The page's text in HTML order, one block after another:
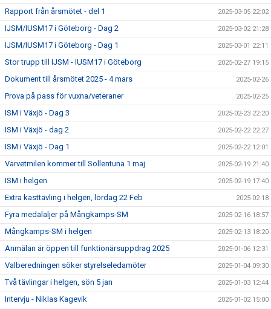
Rapport från årsmötet - del 1 2025-03-05 22:02
IJSM/IUSM17 i Göteborg - Dag 2 2025-03-02 21:28
IJSM/IUSM17 i Göteborg - Dag 1 2025-03-01 22:11
Stor trupp till IJSM - IUSM17 i Göteborg 2025-02-27 19:15
Dokument till årsmötet 2025 - 4 mars 2025-02-26
Prova på pass för vuxna/veteraner 2025-02-25
ISM i Växjö - Dag 3 2025-02-23 22:20
ISM i Växjö - dag 2 2025-02-22 22:27
ISM i Växjö - Dag 1 2025-02-22 12:01
Varvetmilen kommer till Sollentuna 1 maj 2025-02-19 21:40
ISM i helgen 2025-02-19 17:40
Extra kasttävling i helgen, lördag 22 Feb 2025-02-18
Fyra medalaljer på Mångkamps-SM 2025-02-16 18:57
Mångkamps-SM i helgen 2025-02-13 18:20
Anmälan är öppen till funktionärsuppdrag 2025 2025-01-06 12:31
Valberedningen söker styrelseledamöter 2025-01-04 09:30
Två tävlingar i helgen, sön 5 jan 2025-01-03 12:44
Intervju - Niklas Kagevik 2025-01-02 15:00